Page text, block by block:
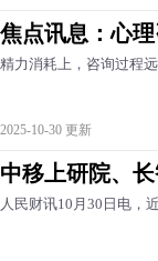
焦点讯息：心
精力消耗上，咨询过程
2025-10-30 更新
中移上研院、
人民财讯10月30日电，